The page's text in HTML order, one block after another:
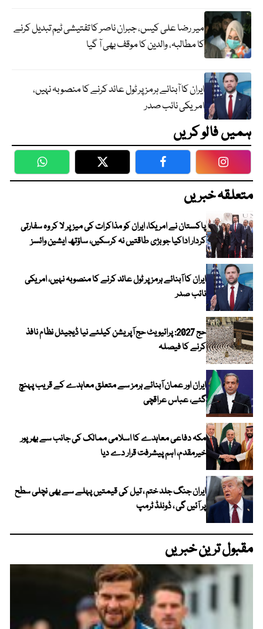
میر رضا علی کیس، جبران ناصر کا تفتیشی ٹیم تبدیل کرنے
کا مطالبہ، والدین کا موقف بھی آ گیا
ایران کا آبنائے ہرمز پر ٹول عائد کرنے کا منصوبہ نہیں،
امریکی نائب صدر
ہمیں فالو کریں
WhatsApp Twitter Facebook
متعلقہ خبریں
پاکستان نے امریکا، ایران کو مذاکرات کی میز پر لا کر وہ سفارتی
کردار اداکیا جو بڑی طاقتیں نہ کرسکیں، ساؤتھ ایشین وائسز
ایران کا آبنائے ہرمز پر ٹول عائد کرنے کا منصوبہ نہیں، امریکی
نائب صدر
حج 2027: پرائیویٹ حج آپریشن کیلئے نیا ڈیجیٹل نظام نافذ
کرنے کا فیصلہ
ایران اور عمان آبنائے ہرمز سے متعلق معاہدے کے قریب پہنچ
گئے، عباس عراقچی
مکہ دفاعی معاہدے کا اسلامی ممالک کی جانب سے بھرپور
خیرمقدم، اہم پیشرفت قرار دے دیا
ایران جنگ جلد ختم ، تیل کی قیمتیں پہلے سے بھی نچلی سطح
پر آئیں گی ، ڈونلڈ ٹرمپ
مقبول ترین خبریں